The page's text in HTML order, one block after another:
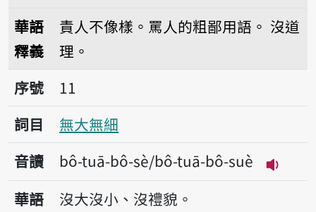
華語
釋義
責人不像樣。罵人的粗鄙用語。 沒道
理。
序號11無大無細
序號
11
詞目
無大無細
音讀
bô-tuā-bô-sè/bô-tuā-bô-suè
播放
華語
沒大沒小、沒禮貌。